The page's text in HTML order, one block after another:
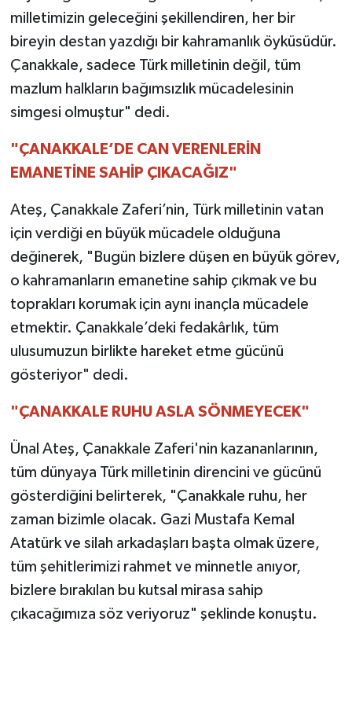
milletimizin geleceğini şekillendiren, her bir
bireyin destan yazdığı bir kahramanlık öyküsüdür.
Çanakkale, sadece Türk milletinin değil, tüm
mazlum halkların bağımsızlık mücadelesinin
simgesi olmuştur" dedi.
"ÇANAKKALE’DE CAN VERENLERİN
EMANETİNE SAHİP ÇIKACAĞIZ"
Ateş, Çanakkale Zaferi’nin, Türk milletinin vatan
için verdiği en büyük mücadele olduğuna
değinerek, "Bugün bizlere düşen en büyük görev,
o kahramanların emanetine sahip çıkmak ve bu
toprakları korumak için aynı inançla mücadele
etmektir. Çanakkale’deki fedakârlık, tüm
ulusumuzun birlikte hareket etme gücünü
gösteriyor" dedi.
"ÇANAKKALE RUHU ASLA SÖNMEYECEK"
Ünal Ateş, Çanakkale Zaferi'nin kazananlarının,
tüm dünyaya Türk milletinin direncini ve gücünü
gösterdiğini belirterek, "Çanakkale ruhu, her
zaman bizimle olacak. Gazi Mustafa Kemal
Atatürk ve silah arkadaşları başta olmak üzere,
tüm şehitlerimizi rahmet ve minnetle anıyor,
bizlere bırakılan bu kutsal mirasa sahip
çıkacağımıza söz veriyoruz" şeklinde konuştu.